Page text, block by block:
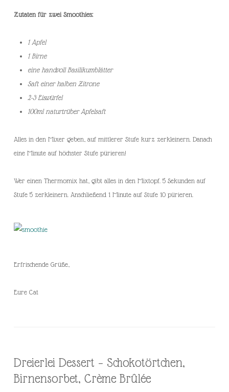
Zutaten für zwei Smoothies:
1 Apfel
1 Birne
eine handvoll Basilikumblätter
Saft einer halben Zitrone
2-3 Eiswürfel
100ml naturtrüber Apfelsaft
Alles in den Mixer geben, auf mittlerer Stufe kurz zerkleinern. Danach
eine Minute auf höchster Stufe pürieren!
Wer einen Thermomix hat, gibt alles in den Mixtopf. 5 Sekunden auf
Stufe 5 zerkleinern. Anschließend 1 Minute auf Stufe 10 pürieren.
Erfrischende Grüße,
Eure Cat
Dreierlei Dessert – Schokotörtchen,
Birnensorbet, Crème Brûlée